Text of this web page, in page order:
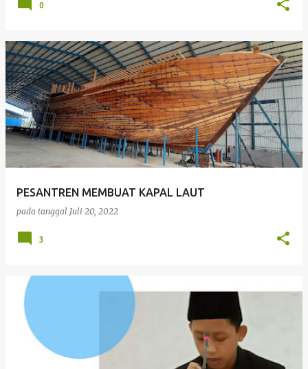
0
PESANTREN MEMBUAT KAPAL LAUT
pada tanggal Juli 20, 2022
3